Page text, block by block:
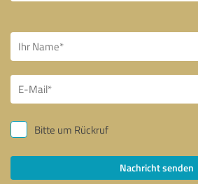
Bitte um Rückruf
Nachricht senden